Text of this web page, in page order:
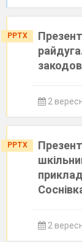
PPTX
2
PPTX
2